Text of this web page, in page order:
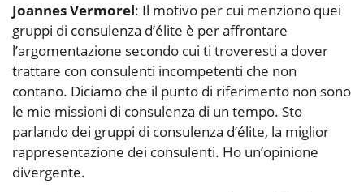
Joannes Vermorel: Il motivo per cui menziono quei
gruppi di consulenza d’élite è per affrontare
l’argomentazione secondo cui ti troveresti a dover
trattare con consulenti incompetenti che non
contano. Diciamo che il punto di riferimento non sono
le mie missioni di consulenza di un tempo. Sto
parlando dei gruppi di consulenza d’élite, la miglior
rappresentazione dei consulenti. Ho un’opinione
divergente.